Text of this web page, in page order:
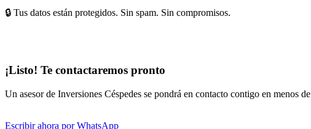
🔒 Tus datos están protegidos. Sin spam. Sin compromisos.
¡Listo! Te contactaremos pronto
Un asesor de Inversiones Céspedes se pondrá en contacto contigo en menos
Escribir ahora por WhatsApp